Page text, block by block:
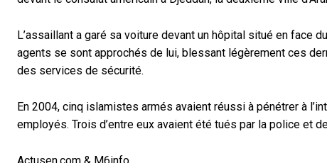
L’assaillant a garé sa voiture devant un hôpital situé en face
agents se sont approchés de lui, blessant légèrement ces
des services de sécurité.
En 2004, cinq islamistes armés avaient réussi à pénétrer à
employés. Trois d’entre eux avaient été tués par la police et
Actusen.com & M6info